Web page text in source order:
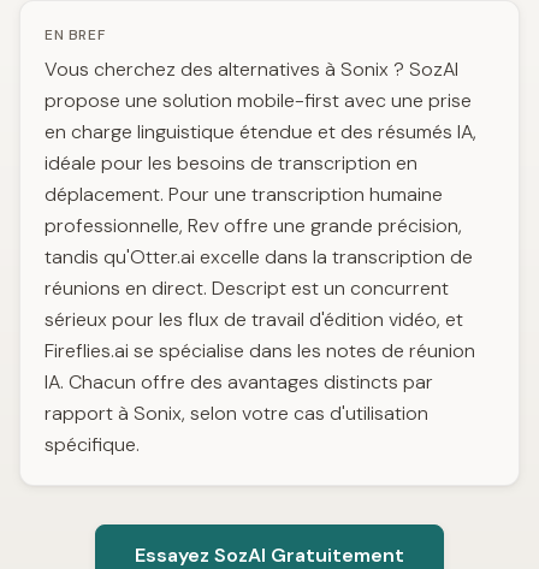
EN BREF
Vous cherchez des alternatives à Sonix ? SozAI
propose une solution mobile-first avec une prise
en charge linguistique étendue et des résumés IA,
idéale pour les besoins de transcription en
déplacement. Pour une transcription humaine
professionnelle, Rev offre une grande précision,
tandis qu'Otter.ai excelle dans la transcription de
réunions en direct. Descript est un concurrent
sérieux pour les flux de travail d'édition vidéo, et
Fireflies.ai se spécialise dans les notes de réunion
IA. Chacun offre des avantages distincts par
rapport à Sonix, selon votre cas d'utilisation
spécifique.
Essayez SozAI Gratuitement